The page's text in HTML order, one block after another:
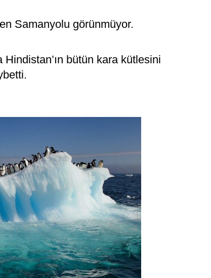
Samanyolu görünmüyor.
Hindistan’ın bütün kara kütlesini